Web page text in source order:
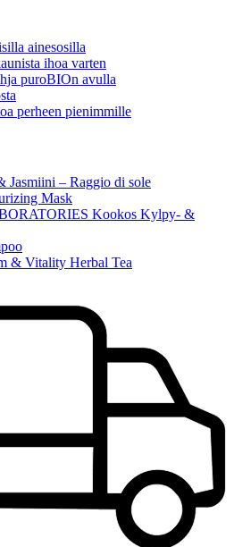
ainesosilla
ihoa varten
puroBIOn avulla
perheen pienimmille
Jasmiini – Raggio di sole
Mask
Kookos Kylpy- &
& Vitality Herbal Tea